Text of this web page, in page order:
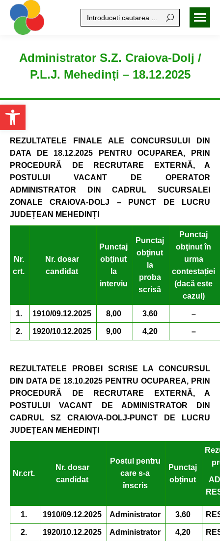
Open toolbar
Search:
Administrator S.Z. Craiova-Dolj /
P.L.J. Mehedinți – 18.12.2025
REZULTATELE FINALE ALE CONCURSULUI
DIN
DATA DE 18.12.2025 PENTRU OCUPAREA, PRIN
PROCEDURĂ DE RECRUTARE EXTERNĂ, A
POSTULUI VACANT DE OPERATOR
ADMINISTRATOR DIN CADRUL SUCURSALEI
ZONALE CRAIOVA-DOLJ – PUNCT DE LUCRU
JUDEȚEAN MEHEDINȚI
Nr.
crt.
Nr. dosar
candidat
Punctaj
obţinut
la
interviu
Punctaj
obţinut
la
proba
scrisă
Punctaj
obţinut în
urma
contestației
(dacă este
cazul)
1. 1910/09.12.2025 8,00 3,60 –
2. 1920/10.12.2025 9,00 4,20 –
REZULTATELE PROBEI SCRISE LA CONCURSUL
DIN DATA DE 18.10.2025 PENTRU OCUPAREA, PRIN
PROCEDURĂ DE RECRUTARE EXTERNĂ, A
POSTULUI VACANT DE ADMINISTRATOR DIN
CADRUL SZ CRAIOVA-DOLJ-PUNCT DE LUCRU
JUDEȚEAN MEHEDINȚI
Nr.crt.
Nr. dosar
candidat
Postul pentru
care s-a
înscris
Punctaj
obținut
1. 1910/09.12.2025 Administrator 3,60
2. 1920/10.12.2025 Administrator 4,20